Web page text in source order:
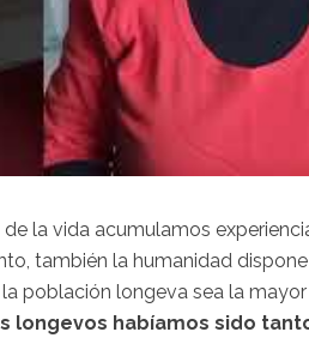
la vida acumulamos
también la humanidad
población longeva sea la
longevos habíamos sido